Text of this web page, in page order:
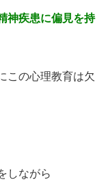
神疾患に偏見を持
この心理教育は欠
しながら